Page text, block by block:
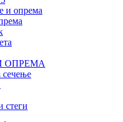
и опрема
ОПРЕМА
сечење
стеги